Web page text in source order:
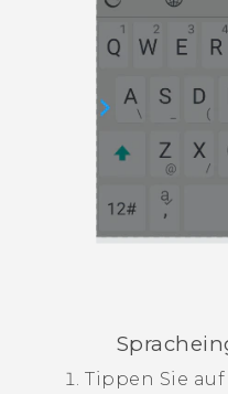
Tippen Sie